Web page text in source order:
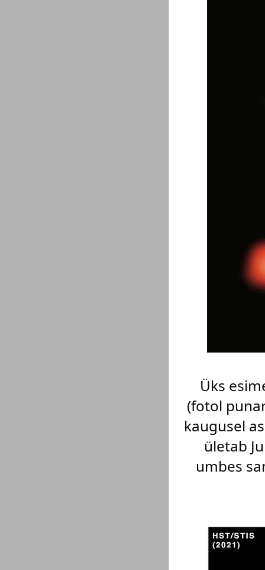
Üks
(fotol
kaugusel
ületab
umbes